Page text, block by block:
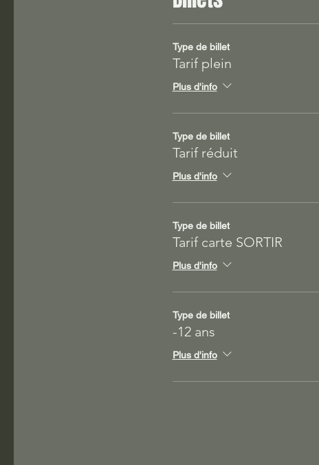
Type de billet
Tarif plein
Plus d'info
Type de billet
Tarif réduit
Plus d'info
Type de billet
Tarif carte SORTIR
Plus d'info
Type de billet
-12 ans
Plus d'info